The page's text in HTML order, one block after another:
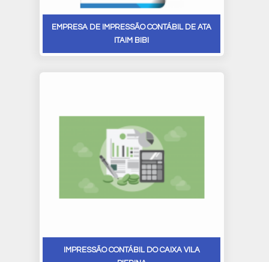
EMPRESA DE IMPRESSÃO CONTÁBIL DE ATA
ITAIM BIBI
IMPRESSÃO CONTÁBIL DO CAIXA VILA